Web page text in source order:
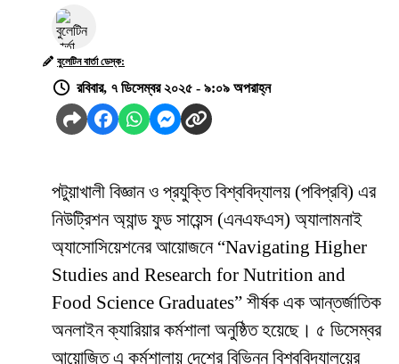
বুলেটিন বার্তা ডেস্ক:
রবিবার, ৭ ডিসেম্বর ২০২৫ - ৯:০৯ অপরাহ্ন
পটুয়াখালী বিজ্ঞান ও প্রযুক্তি বিশ্ববিদ্যালয় (পবিপ্রবি) এর
নিউট্রিশন অ্যান্ড ফুড সায়েন্স (এনএফএস) অ্যালামনাই
অ্যাসোসিয়েশনের আয়োজনে “Navigating Higher
Studies and Research for Nutrition and
Food Science Graduates” শীর্ষক এক আন্তর্জাতিক
অনলাইন ক্যারিয়ার কর্মশালা অনুষ্ঠিত হয়েছে। ৫ ডিসেম্বর
আয়োজিত এ কর্মশালায় দেশের বিভিন্ন বিশ্ববিদ্যালয়ের